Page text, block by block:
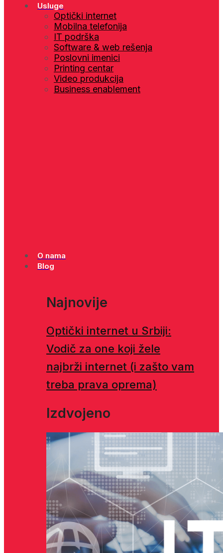
Usluge
Optički internet
Mobilna telefonija
IT podrška
Software & web rešenja
Poslovni imenici
Printing centar
Video produkcija
Business enablement
O nama
Blog
Najnovije
Optički internet u Srbiji:
Vodič za one koji žele
najbrži internet (i zašto vam
treba prava oprema)
Izdvojeno